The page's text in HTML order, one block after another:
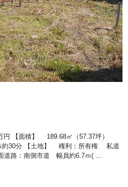
【面積】 189.68㎡（57.37坪）
約30分 【土地】 権利：所有権 私道
路：南側市道 幅員約6.7ｍ( …